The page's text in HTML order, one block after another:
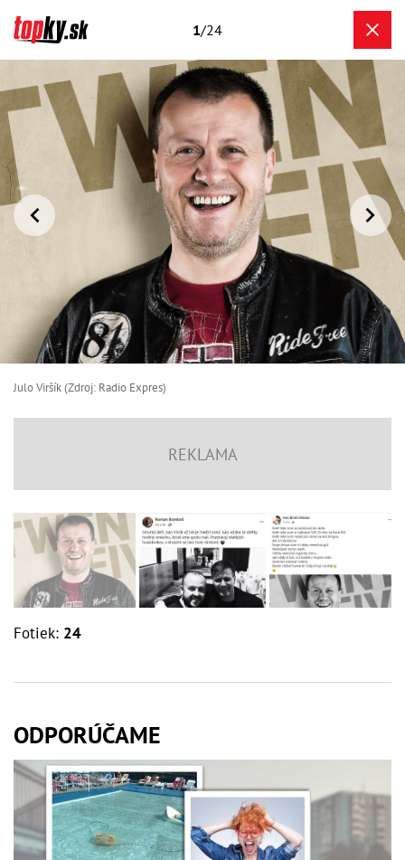
1/24
Julo Viršík (Zdroj: Radio Expres)
Fotiek: 24
ODPORÚČAME